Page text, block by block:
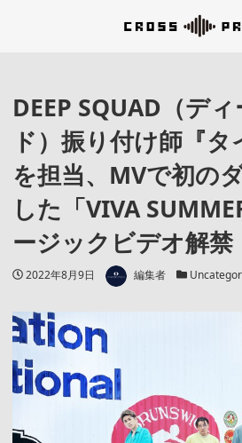
DEEP SQUAD（デ
ド）振り付け師『
を担当、MVで初の
した「VIVA
ージックビデオ解禁
投稿日
2022年8月9日 著者 編集者 カテゴリー